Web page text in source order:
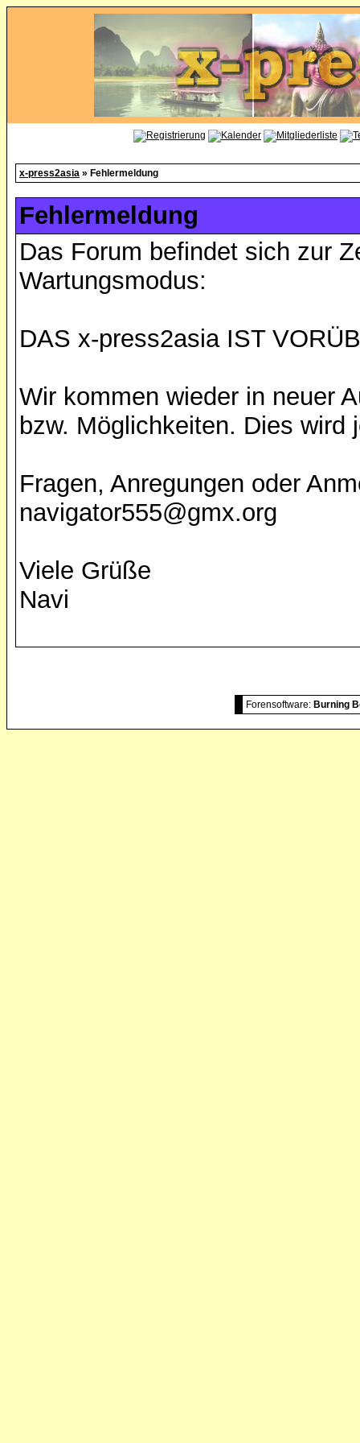
x-press2asia » Fehlermeldung
Fehlermeldung
Das Forum befindet sich zur
Wartungsmodus:
DAS x-press2asia IST
Wir kommen wieder in neuer
bzw. Möglichkeiten. Dies
Fragen, Anregungen oder
navigator555@gmx.org
Viele Grüße
Navi
Forensoftware: Burning